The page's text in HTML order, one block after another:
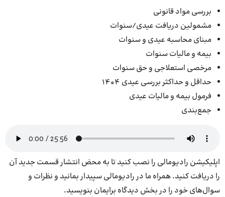
بررسی مواد قانونی
مشمولین دریافت عیدی/سنوات
مبنای محاسبه عیدی و سنوات
بیمه و مالیات سنوات
مرخصی استعلاجی و حق سنوات
حداقل و حداکثر بررسی عیدی 1404
فرمول بیمه و مالیات عیدی
جمع‌بندی
اپلیکیشن رادیومالی را نصب کنید تا به محض انتشار قسمت جدید آن
را دریافت کنید. همراه ما در رادیومالی سپیدار بمانید و نظرات و
سوال‌های خود را در بخش دیدگاه برایمان بنویسید.